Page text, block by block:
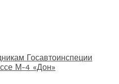
Госавтоинспеции
М-4 «Дон»